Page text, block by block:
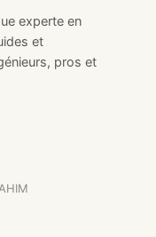
experte en
et
pros et